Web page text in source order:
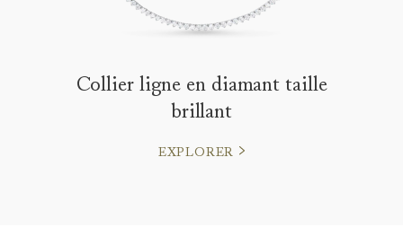
Collier ligne en diamant taille
brillant
EXPLORER